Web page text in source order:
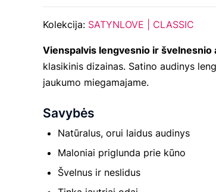
Kolekcija: SATYNLOVE | CLASSIC
Vienspalvis lengvesnio ir švelnesnio
klasikinis dizainas. Satino audinys
jaukumo miegamajame.
Savybės
Natūralus, orui laidus audinys
Maloniai priglunda prie kūno
Švelnus ir neslidus